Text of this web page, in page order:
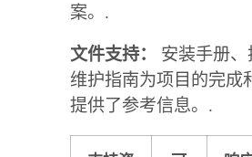
案。.
文件支持：
安装手册、
维护指南为项目的完成
提供了参考信息。.